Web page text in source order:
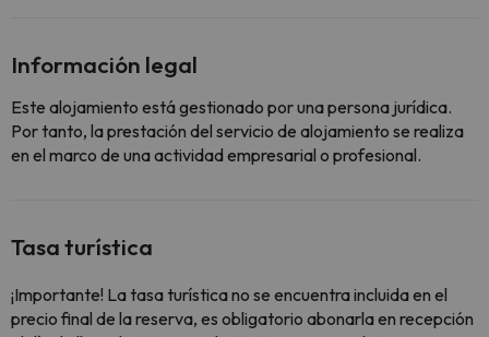
Información legal
Este alojamiento está gestionado por una persona jurídica.
Por tanto, la prestación del servicio de alojamiento se realiza
en el marco de una actividad empresarial o profesional.
Tasa turística
¡Importante! La tasa turística no se encuentra incluida en el
precio final de la reserva, es obligatorio abonarla en recepción